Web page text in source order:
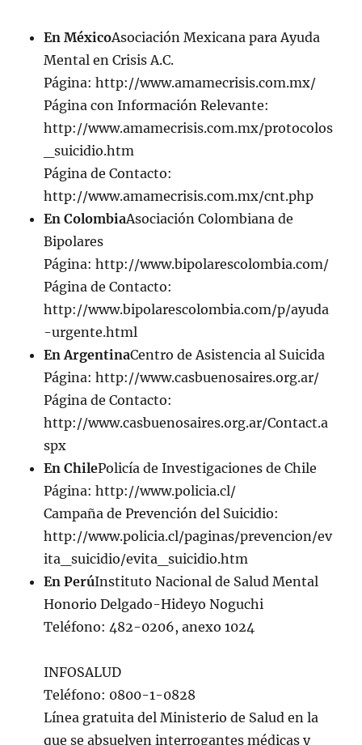
En MéxicoAsociación Mexicana para Ayuda
Mental en Crisis A.C.
Página: http://www.amamecrisis.com.mx/
Página con Información Relevante:
http://www.amamecrisis.com.mx/protocolos
_suicidio.htm
Página de Contacto:
http://www.amamecrisis.com.mx/cnt.php
En ColombiaAsociación Colombiana de
Bipolares
Página: http://www.bipolarescolombia.com/
Página de Contacto:
http://www.bipolarescolombia.com/p/ayuda
-urgente.html
En ArgentinaCentro de Asistencia al Suicida
Página: http://www.casbuenosaires.org.ar/
Página de Contacto:
http://www.casbuenosaires.org.ar/Contact.a
spx
En ChilePolicía de Investigaciones de Chile
Página: http://www.policia.cl/
Campaña de Prevención del Suicidio:
http://www.policia.cl/paginas/prevencion/ev
ita_suicidio/evita_suicidio.htm
En PerúInstituto Nacional de Salud Mental
Honorio Delgado-Hideyo Noguchi
Teléfono: 482-0206, anexo 1024
INFOSALUD
Teléfono: 0800-1-0828
Línea gratuita del Ministerio de Salud en la
que se absuelven interrogantes médicas y